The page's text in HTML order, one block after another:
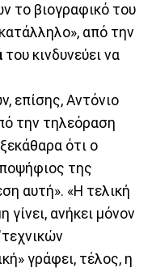
το βιογραφικό του
από την
του κινδυνεύει να
επίσης, Αντόνιο
την τηλεόραση
ότι ο
της
αυτή». «Η τελική
γίνει, ανήκει μόνον
γράφει, τέλος, η